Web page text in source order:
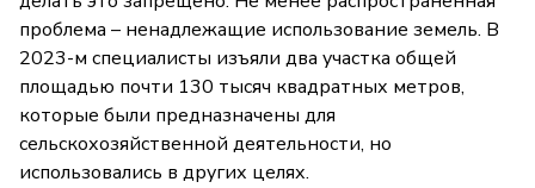
проблема – ненадлежащие использование земель. В
2023-м специалисты изъяли два участка общей
площадью почти 130 тысяч квадратных метров,
которые были предназначены для
сельскохозяйственной деятельности, но
использовались в других целях.